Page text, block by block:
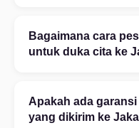
warna bunga, ukuran
penambahan
WhatsApp
Bagaimana cara
untuk duka cita ke
Ceritakan kebutuhan
budget, dan alamat
Apakah ada
yang dikirim ke